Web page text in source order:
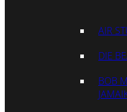
AIR
DIE
BOB